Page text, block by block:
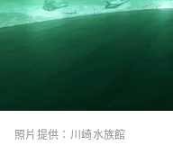
照片提供：川崎水族館